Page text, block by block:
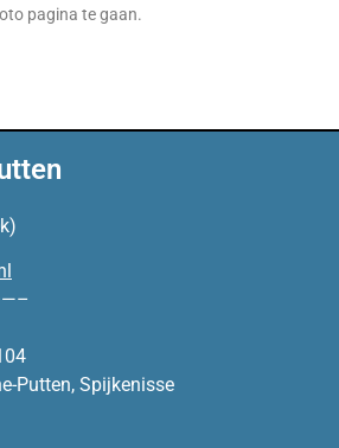
pagina te gaan.
Putten, Spijkenisse